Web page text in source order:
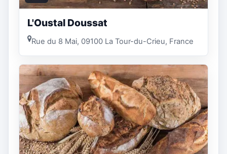
L'Oustal Doussat
Rue du 8 Mai, 09100 La Tour-du-Crieu, France